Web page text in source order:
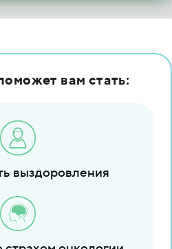
вам стать:
выздоровления